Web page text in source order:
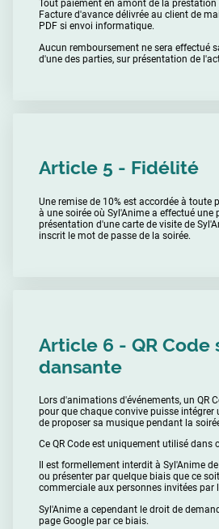
Tout paiement en amont de la
Facture d'avance délivrée au client de
PDF si envoi informatique.
Aucun remboursement ne sera effectué
d'une des parties, sur présentation de
Article 5 - Fidélité
Une remise de 10% est accordée à toute
à une soirée où Syl'Anime a effectué une
présentation d'une carte de visite de
inscrit le mot de passe de la soirée.
Article 6 - QR Code
dansante
Lors d'animations d'événements, un QR
pour que chaque convive puisse intégrer
de proposer sa musique pendant la
Ce QR Code est uniquement utilisé dans
Il est formellement interdit à Syl'Anime
ou présenter par quelque biais que ce
commerciale aux personnes invitées par
Syl'Anime a cependant le droit de
page Google par ce biais.